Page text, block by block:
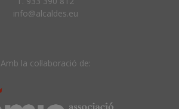
info@alcaldes.eu
Amb la col·laboració de: